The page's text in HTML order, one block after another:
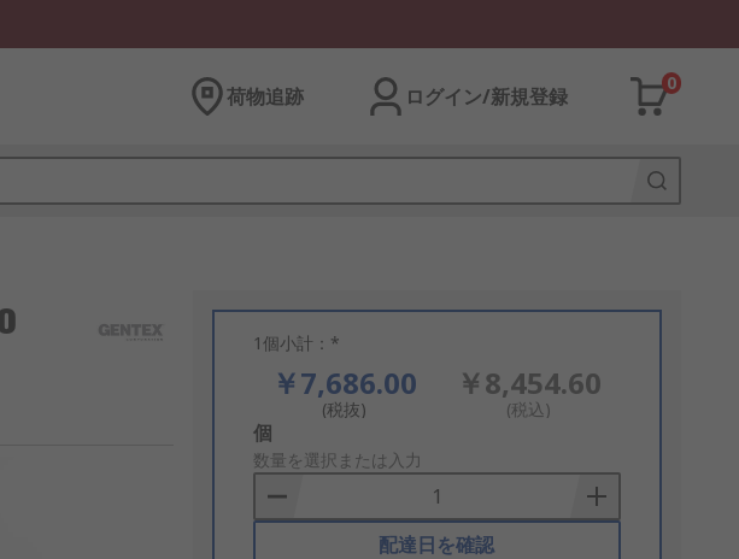
荷物追跡 ログイン/新規登録
0
1個小計：*
￥7,686.00
(税抜)
￥8,454.60
(税込)
Add
to
Basket
個
数量を選択または入力
配達日を確認